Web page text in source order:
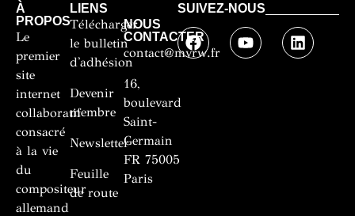
À
PROPOS
Le
premier
site
internet
collaboratif
consacré
à la vie
du
compositeur
allemand
LIENS
Télécharger
le bulletin
d'adhésion
Devenir
membre
Newsletter
Feuille
de route
NOUS
CONTACTER
contact@mvrw.fr
16,
boulevard
Saint-
Germain
FR 75005
Paris
SUIVEZ-NOUS